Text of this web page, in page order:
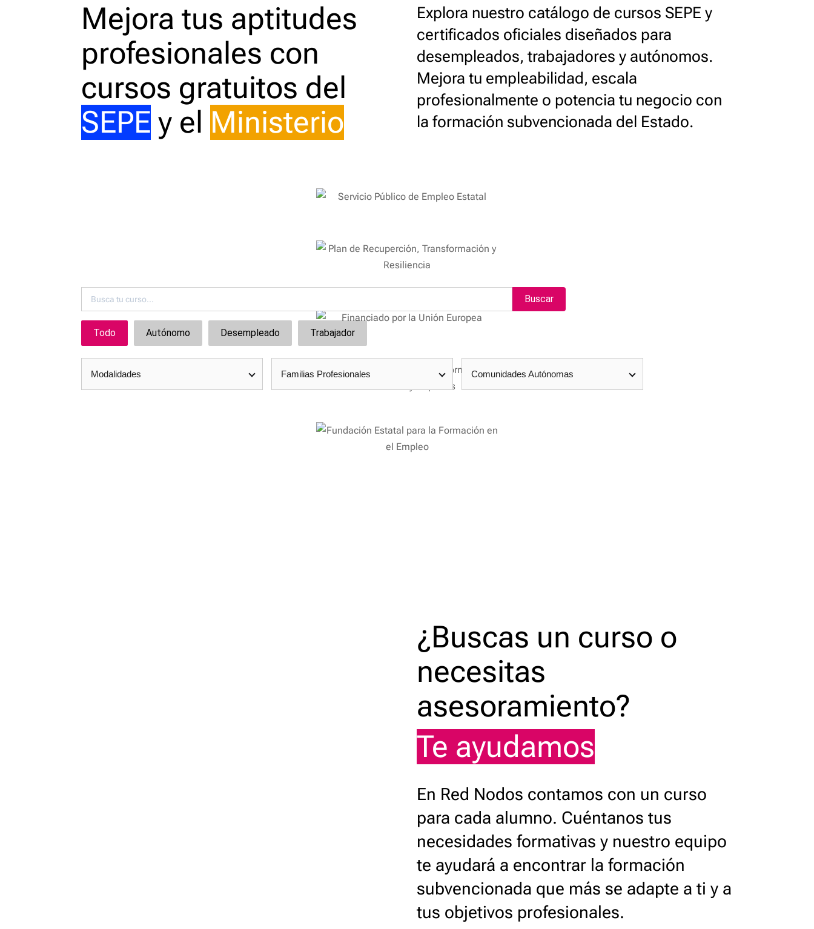
content/uploads/2024/04/home_central_image_rednodos_10.webmsd.webm
Mejora tus aptitudes
profesionales con
cursos gratuitos del
SEPE y el Ministerio
Explora nuestro catálogo de cursos SEPE y
certificados oficiales diseñados para
desempleados, trabajadores y autónomos.
Mejora tu empleabilidad, escala
profesionalmente o potencia tu negocio con
la formación subvencionada del Estado.
Buscar
Todo Autónomo Desempleado Trabajador
Modalidades Familias Profesionales Comunidades Autónomas
¿Buscas un curso o
necesitas
asesoramiento?
Te ayudamos
En Red Nodos contamos con un curso
para cada alumno. Cuéntanos tus
necesidades formativas y nuestro equipo
te ayudará a encontrar la formación
subvencionada que más se adapte a ti y a
tus objetivos profesionales.